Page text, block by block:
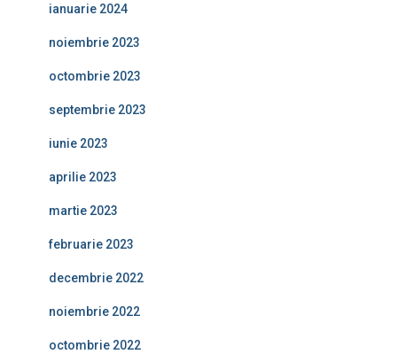
ianuarie 2024
noiembrie 2023
octombrie 2023
septembrie 2023
iunie 2023
aprilie 2023
martie 2023
februarie 2023
decembrie 2022
noiembrie 2022
octombrie 2022